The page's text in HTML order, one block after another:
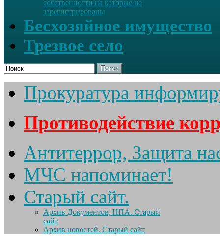
собственности на которые не
зарегистрированы
Бесхозяйное имущество
Трезвое село
Поиск
Прокуратура
Противодействие
Антитеррор, Защита
МЧС напоминает!
Старый сайт.
Архив Документов, НПА. Старый
сайт
Архив новостей. Старый сайт